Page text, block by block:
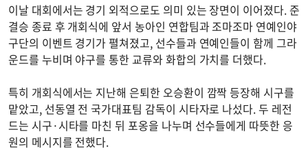
이날 대회에서는 경기 외적으로도 의미 있는 장면이 이어졌다. 준
결승 종료 후 개회식에 앞서 농아인 연합팀과 조마조마 연예인야
구단의 이벤트 경기가 펼쳐졌고, 선수들과 연예인들이 함께 그라
운드를 누비며 야구를 통한 교류와 화합의 가치를 더했다.
특히 개회식에서는 지난해 은퇴한 오승환이 깜짝 등장해 시구를
맡았고, 선동열 전 국가대표팀 감독이 시타자로 나섰다. 두 레전
드는 시구·시타를 마친 뒤 포옹을 나누며 선수들에게 따뜻한 응
원의 메시지를 전했다.